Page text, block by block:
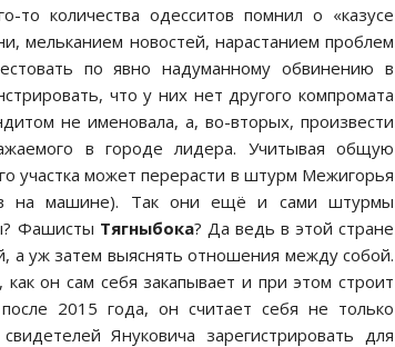
количества одесситов помнил о «казусе
мельканием новостей, нарастанием проблем
по явно надуманному обвинению в
что у них нет другого компромата
не именовала, а, во-вторых, произвести
в городе лидера. Учитывая общую
участка может перерасти в штурм Межигорья
на машине). Так они ещё и сами штурмы
Фашисты Тягныбока? Да ведь в этой стране
а уж затем выяснять отношения между собой.
он сам себя закапывает и при этом строит
2015 года, он считает себя не только
Януковича зарегистрировать для